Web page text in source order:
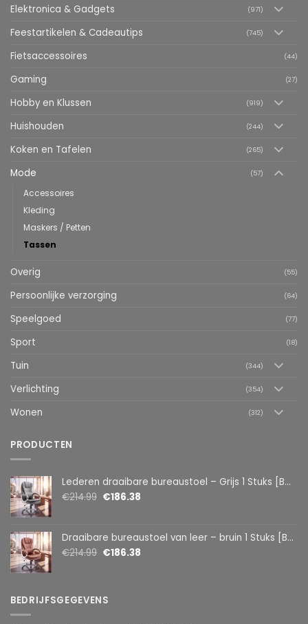
Elektronica & Gadgets (971)
Feestartikelen & Cadeautips (745)
Fietsaccessoires (44)
Gaming (27)
Hobby en Klussen (919)
Huishouden (244)
Koken en Tafelen (265)
Mode (57)
Accessoires
Kleding
Maskers / Petten
Tassen
Overig (55)
Persoonlijke verzorging (64)
Speelgoed (77)
Sport (18)
Tuin (344)
Verlichting (354)
Wonen (312)
PRODUCTEN
Lederen draaibare bureaustoel – Grijs 1 Stuks [BMD1107GY]
€214.99 €186.38
Draaibare bureaustoel van leer – bruin 1 Stuks [BMD1107BR]
€214.99 €186.38
BEDRIJFSGEGEVENS